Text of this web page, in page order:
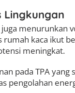
Lingkungan
menurunkan
rumah kaca ikut
meningkat.
pada TPA yang
pengolahan